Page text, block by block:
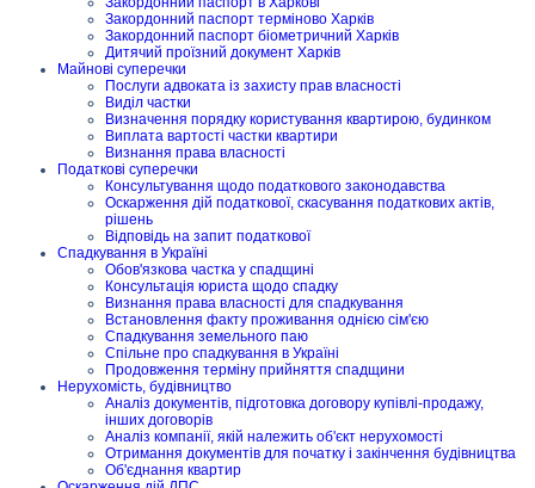
Закордонний паспорт терміново Харків
Закордонний паспорт біометричний Харків
Дитячий проїзний документ Харків
Майнові суперечки
Послуги адвоката із захисту прав власності
Виділ частки
Визначення порядку користування квартирою, будинком
Виплата вартості частки квартири
Визнання права власності
Податкові суперечки
Консультування щодо податкового законодавства
Оскарження дій податкової, скасування податкових актів,
рішень
Відповідь на запит податкової
Спадкування в Україні
Обов'язкова частка у спадщині
Консультація юриста щодо спадку
Визнання права власності для спадкування
Встановлення факту проживання однією сім'єю
Спадкування земельного паю
Спільне про спадкування в Україні
Продовження терміну прийняття спадщини
Нерухомість, будівництво
Аналіз документів, підготовка договору купівлі-продажу,
інших договорів
Аналіз компанії, якій належить об'єкт нерухомості
Отримання документів для початку і закінчення будівництва
Об'єднання квартир